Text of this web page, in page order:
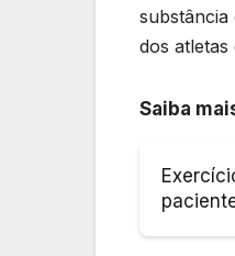
dos
Saiba